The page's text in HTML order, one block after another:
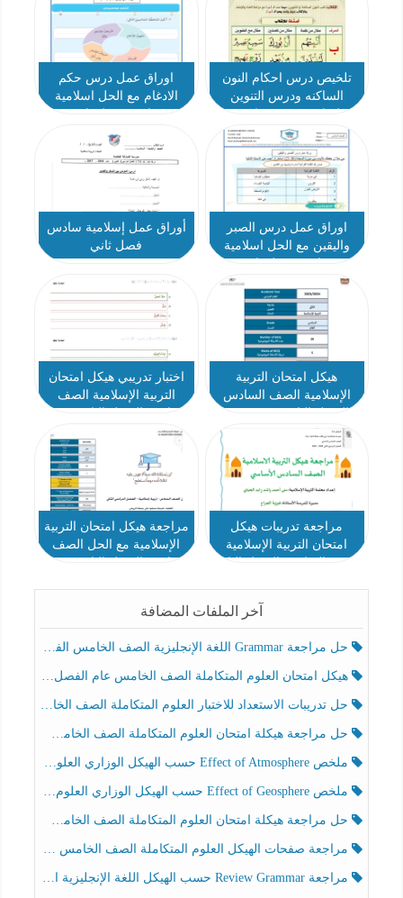
تلخيص درس احكام النون
الساكنه ودرس التنوين
اوراق عمل درس حكم
الادغام مع الحل اسلامية
اوراق عمل درس الصبر
واليقين مع الحل اسلامية
أوراق عمل إسلامية سادس
فصل ثاني
هيكل امتحان التربية
الإسلامية الصف السادس
اختبار تدريبي هيكل امتحان
التربية الإسلامية الصف
مراجعة تدريبات هيكل
امتحان التربية الإسلامية
مراجعة هيكل امتحان التربية
الإسلامية مع الحل الصف
آخر الملفات المضافة
حل مراجعة Grammar اللغة الإنجليزية الصف الخامس الفصل الثالث
هيكل امتحان العلوم المتكاملة الصف الخامس عام الفصل الدراسي الثالث 2025-2026
حل تدريبات الاستعداد للاختبار العلوم المتكاملة الصف الخامس عام الفصل الثالث
حل مراجعة هيكلة امتحان العلوم المتكاملة الصف الخامس انسبير الفصل الثالث
ملخص Effect of Atmosphere حسب الهيكل الوزاري العلوم المتكاملة الصف الخامس انسبير الفصل الثالث
ملخص Effect of Geosphere حسب الهيكل الوزاري العلوم المتكاملة الصف الخامس انسبير الفصل الثالث
حل مراجعة هيكلة امتحان العلوم المتكاملة الصف الخامس عام الفصل الثالث
مراجعة صفحات الهيكل العلوم المتكاملة الصف الخامس انسبير الفصل الثالث
مراجعة Review Grammar حسب الهيكل اللغة الإنجليزية الصف الخامس الفصل الثالث